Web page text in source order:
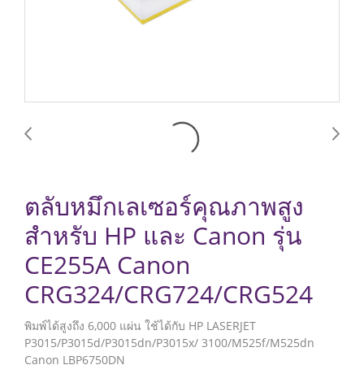
ตลับหมึกเลเซอร์คุณภาพสูง
สำหรับ HP และ Canon รุ่น
CE255A Canon
CRG324/CRG724/CRG524
พิมพ์ได้สูงถึง 6,000 แผ่น ใช้ได้กับ HP LASERJET
P3015/P3015d/P3015dn/P3015x/ 3100/M525f/M525dn
Canon LBP6750DN